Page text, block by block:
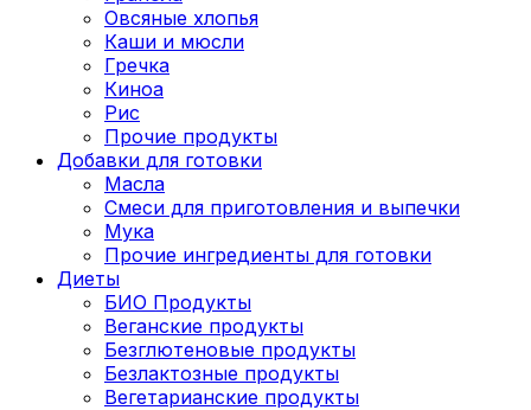
Овсяные хлопья
Каши и мюсли
Гречка
Киноа
Рис
Прочие продукты
Добавки для готовки
Масла
Смеси для приготовления и выпечки
Мука
Прочие ингредиенты для готовки
Диеты
БИО Продукты
Веганские продукты
Безглютеновые продукты
Безлактозные продукты
Вегетарианские продукты